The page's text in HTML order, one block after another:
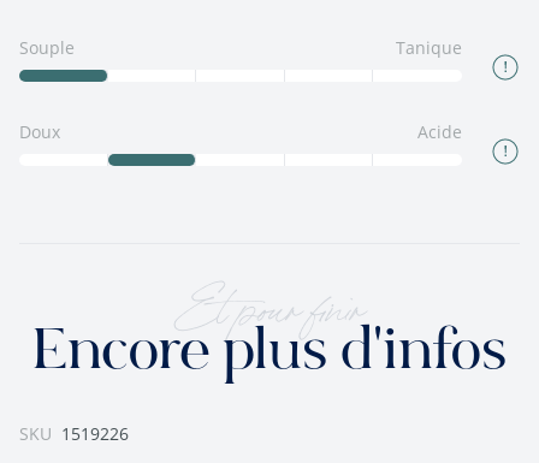
Souple Tanique
Doux Acide
Et pour finir
Encore plus d'infos
SKU 1519226